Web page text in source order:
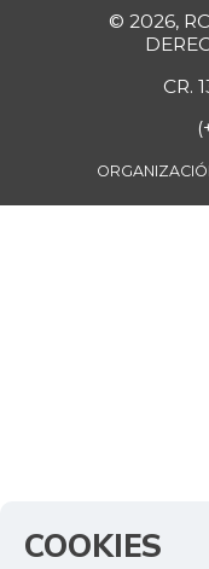
© 2026,
CR.
COOKIES